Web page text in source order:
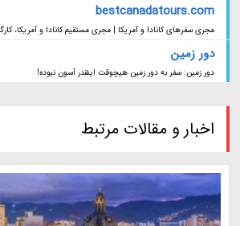
bestcanadatours.com
مجری سفرهای کانادا و آمریکا | مجری مستقیم کانادا و آمریکا،
دور زمین
دور زمین: سفر به دور زمین هیچوقت اینقدر آسون نبوده!
اخبار و مقالات مرتبط